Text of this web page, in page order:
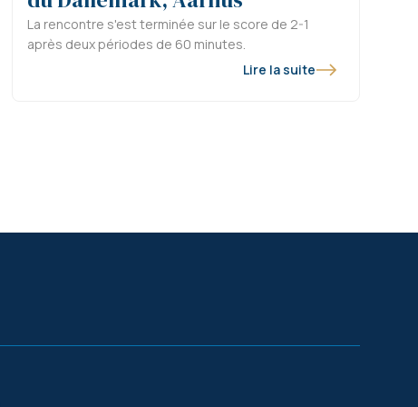
La rencontre s'est terminée sur le score de 2-1
après deux périodes de 60 minutes.
Lire la suite